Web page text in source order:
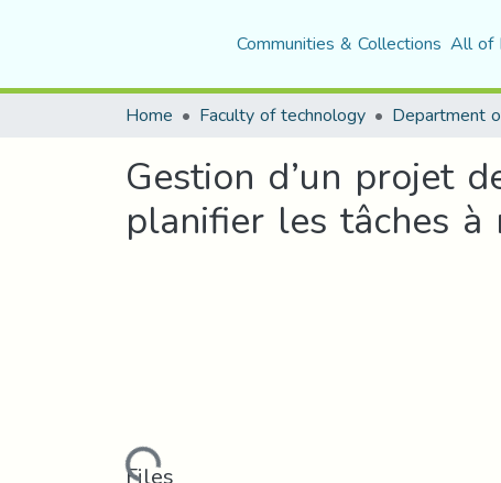
Communities & Collections All of
Home Faculty of technology
Gestion d’un projet
planifier les tâches à